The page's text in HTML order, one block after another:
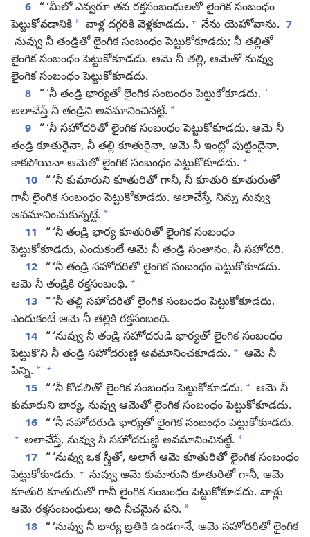
6 “ ‘మీలో ఎవ్వరూ తన రక్తసంబంధులతో లైంగిక సంబంధం
పెట్టుకోవడానికి * వాళ్ల దగ్గరికి వెళ్లకూడదు. + నేను యెహోవాను. 7
నువ్వు నీ తండ్రితో లైంగిక సంబంధం పెట్టుకోకూడదు; నీ తల్లితో
లైంగిక సంబంధం పెట్టుకోకూడదు. ఆమె నీ తల్లి, ఆమెతో నువ్వు
లైంగిక సంబంధం పెట్టుకోకూడదు.
8 “ ‘నీ తండ్రి భార్యతో లైంగిక సంబంధం పెట్టుకోకూడదు. +
అలాచేస్తే నీ తండ్రిని అవమానించినట్టే. *
9 “ ‘నీ సహోదరితో లైంగిక సంబంధం పెట్టుకోకూడదు. ఆమె నీ
తండ్రి కూతురైనా, నీ తల్లి కూతురైనా, ఆమె నీ ఇంట్లో పుట్టిందైనా,
కాకపోయినా ఆమెతో లైంగిక సంబంధం పెట్టుకోకూడదు. +
10 “ ‘నీ కుమారుని కూతురితో గానీ, నీ కూతురి కూతురుతో
గానీ లైంగిక సంబంధం పెట్టుకోకూడదు. అలాచేస్తే, నిన్ను నువ్వు
అవమానించుకున్నట్టే. *
11
“ ‘నీ తండ్రి భార్య కూతురితో లైంగిక సంబంధం
పెట్టుకోకూడదు, ఎందుకంటే ఆమె నీ తండ్రి సంతానం, నీ సహోదరి.
12 “ ‘నీ తండ్రి సహోదరితో లైంగిక సంబంధం పెట్టుకోకూడదు.
ఆమె నీ తండ్రికి రక్తసంబంధి. +
13 “ ‘నీ తల్లి సహోదరితో లైంగిక సంబంధం పెట్టుకోకూడదు,
ఎందుకంటే ఆమె నీ తల్లికి రక్తసంబంధి.
14 “ ‘నువ్వు నీ తండ్రి సహోదరుడి భార్యతో లైంగిక సంబంధం
పెట్టుకొని నీ తండ్రి సహోదరుణ్ణి అవమానించకూడదు. * ఆమె నీ
పిన్ని. * +
15 “ ‘నీ కోడలితో లైంగిక సంబంధం పెట్టుకోకూడదు. + ఆమె నీ
కుమారుని భార్య, నువ్వు ఆమెతో లైంగిక సంబంధం పెట్టుకోకూడదు.
16 “ ‘నీ సహోదరుడి భార్యతో లైంగిక సంబంధం పెట్టుకోకూడదు.
+ అలాచేస్తే, నువ్వు నీ సహోదరుణ్ణి అవమానించినట్టే. *
17 “ ‘నువ్వు ఒక స్త్రీతో, అలాగే ఆమె కూతురితో లైంగిక సంబంధం
పెట్టుకోకూడదు. + నువ్వు ఆమె కుమారుని కూతురితో గానీ, ఆమె
కూతురి కూతురుతో గానీ లైంగిక సంబంధం పెట్టుకోకూడదు. వాళ్లు
ఆమె రక్తసంబంధులు; అది నీచమైన పని. *
18 “ ‘నువ్వు నీ భార్య బ్రతికి ఉండగానే, ఆమె సహోదరితో లైంగిక